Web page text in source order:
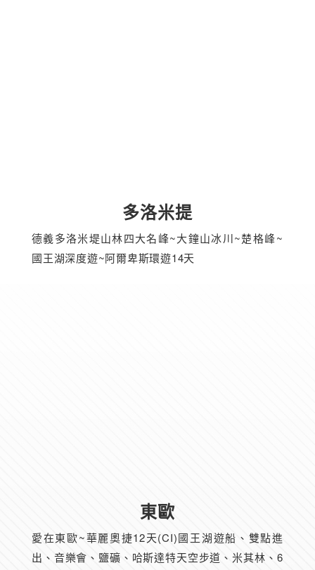
多洛米提
德義多洛米堤山林四大名峰~大鐘山冰川~楚格峰~
國王湖深度遊~阿爾卑斯環遊14天
東歐
愛在東歐~華麗奧捷12天(CI)國王湖遊船、雙點進
出、音樂會、鹽礦、哈斯達特天空步道、米其林、6